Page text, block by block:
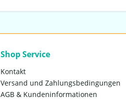
Shop Service
Kontakt
Versand und Zahlungsbedingungen
AGB & Kundeninformationen